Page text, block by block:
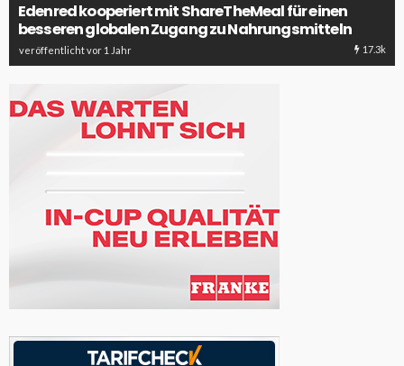
Edenred kooperiert mit ShareTheMeal für einen
besseren globalen Zugang zu Nahrungsmitteln
veröffentlicht vor 1 Jahr 17.3k